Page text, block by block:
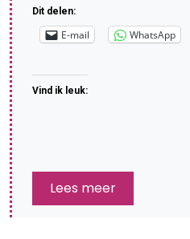
Dit delen:
E-mail WhatsApp
Vind ik leuk:
Lees meer